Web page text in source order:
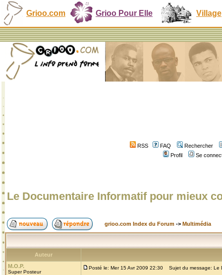
Grioo.com Grioo Pour Elle Village
RSS FAQ
Rechercher
Profil
Se
Le Documentaire Informatif pour mieux
grioo.com Index du Forum -> Multimédia
Auteur
M.O.P.
Super Posteur
Posté le: Mer 15 Avr 2009 22:30 Sujet du message: Le